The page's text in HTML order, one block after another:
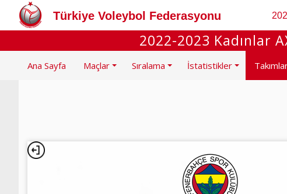
Türkiye Voleybol Federasyonu
2022-2023 Kadınlar
Ana Sayfa Maçlar Sıralama İstatistikler